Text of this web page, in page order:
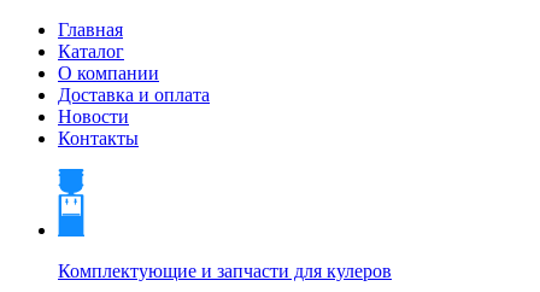
Главная
Каталог
О компании
Доставка и оплата
Новости
Контакты
Комплектующие и запчасти для кулеров